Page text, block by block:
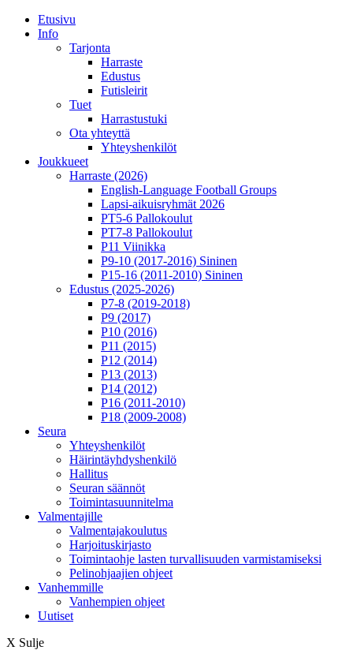
Etusivu
Info
Tarjonta
Harraste
Edustus
Futisleirit
Tuet
Harrastustuki
Ota yhteyttä
Yhteyshenkilöt
Joukkueet
Harraste (2026)
English‑Language Football Groups
Lapsi-aikuisryhmät 2026
PT5-6 Pallokoulut
PT7-8 Pallokoulut
P11 Viinikka
P9-10 (2017-2016) Sininen
P15-16 (2011-2010) Sininen
Edustus (2025-2026)
P7-8 (2019-2018)
P9 (2017)
P10 (2016)
P11 (2015)
P12 (2014)
P13 (2013)
P14 (2012)
P16 (2011-2010)
P18 (2009-2008)
Seura
Yhteyshenkilöt
Häirintä­yhdyshenkilö
Hallitus
Seuran säännöt
Toimintasuunnitelma
Valmentajille
Valmentajakoulutus
Harjoituskirjasto
Toimintaohje lasten turvallisuuden varmistamiseksi
Pelinohjaajien ohjeet
Vanhemmille
Vanhempien ohjeet
Uutiset
X Sulje